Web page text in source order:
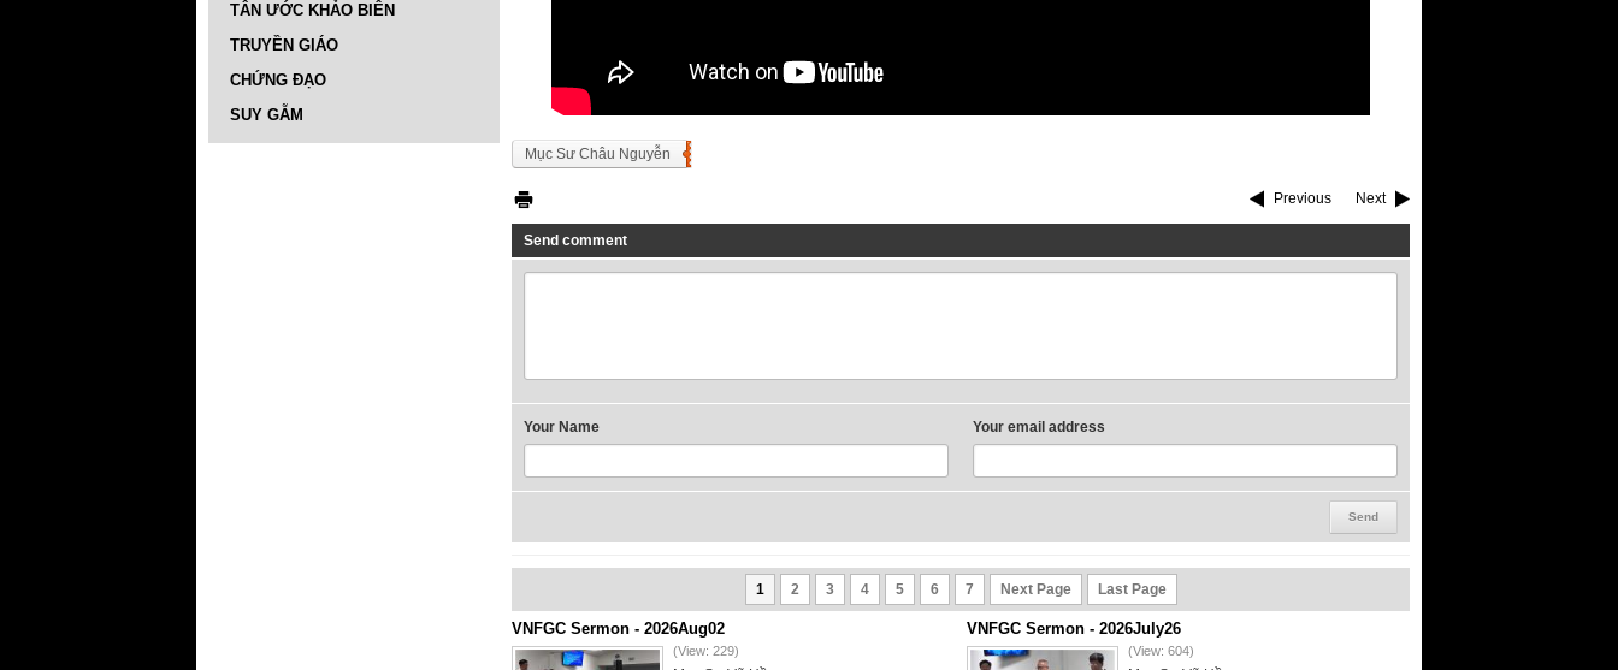
TÂN ƯỚC KHẢO BIÊN
TRUYỀN GIÁO
CHỨNG ĐẠO
SUY GẪM
Mục Sư Châu Nguyễn
Previous Next
Send comment
Your Name Your email address
1 2 3 4 5 6 7 Next Page Last Page
VNFGC Sermon - 2026Aug02
(View: 229)
VNFGC Sermon - 2026July26
(View: 604)